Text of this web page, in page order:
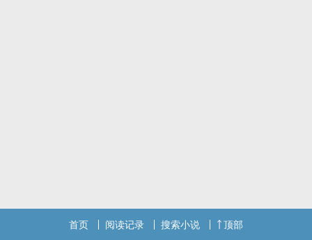
首页 阅读记录 搜索小说 顶部